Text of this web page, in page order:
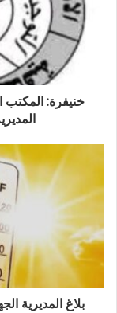
خنيفرة: المكتب
بلاغ المديرية